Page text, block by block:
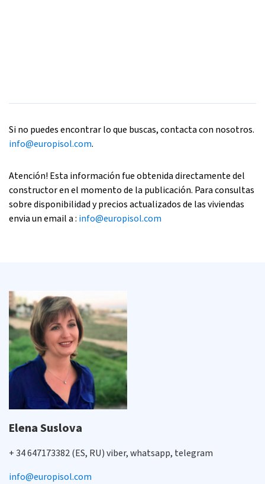
Si no puedes encontrar lo que buscas, contacta con nosotros.
info@europisol.com.
Atención! Esta información fue obtenida directamente del
constructor en el momento de la publicación. Para consultas
sobre disponibilidad y precios actualizados de las viviendas
envia un email a : info@europisol.com
Elena Suslova
+ 34 647173382 (ES, RU) viber, whatsapp, telegram
info@europisol.com